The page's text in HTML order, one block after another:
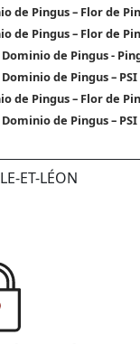
de Pingus – Flor de
de Pingus – Flor de
de Pingus -
de Pingus – PSI
de Pingus – Flor de
de Pingus – PSI
ET-LÉON